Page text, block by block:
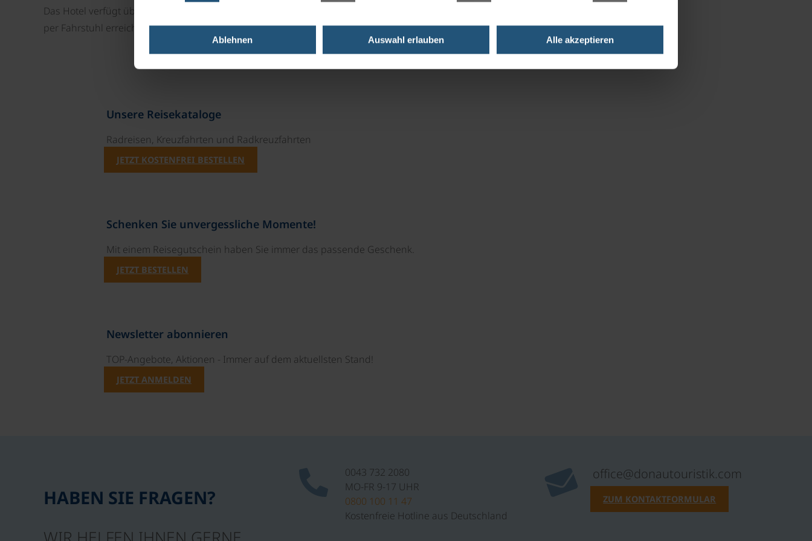
Ablehnen Auswahl erlauben Alle akzeptieren
Das Hotel verfügt über eine eigene Tiefgarage und zwei öffentliche Ladeplätze für E-Autos. Alle Etagen sind
per Fahrstuhl erreichbar.
Unsere Reisekataloge
Radreisen, Kreuzfahrten und Radkreuzfahrten
JETZT KOSTENFREI BESTELLEN
Schenken Sie unvergessliche Momente!
Mit einem Reisegutschein haben Sie immer das passende Geschenk.
JETZT BESTELLEN
Newsletter abonnieren
TOP-Angebote, Aktionen - Immer auf dem aktuellsten Stand!
JETZT ANMELDEN
HABEN SIE FRAGEN?
0043 732 2080
MO-FR 9-17 UHR
0800 100 11 47
Kostenfreie Hotline aus Deutschland
office@donautouristik.com
ZUM KONTAKTFORMULAR